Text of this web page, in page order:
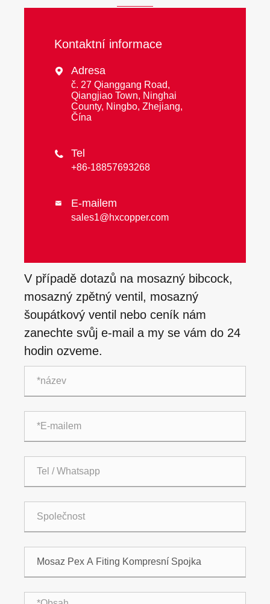
Kontaktní informace
 Adresa
č. 27 Qianggang Road,
Qiangjiao Town, Ninghai
County, Ningbo, Zhejiang,
Čína
 Tel
+86-18857693268
 E-mailem
sales1@hxcopper.com
V případě dotazů na mosazný bibcock,
mosazný zpětný ventil, mosazný
šoupátkový ventil nebo ceník nám
zanechte svůj e-mail a my se vám do 24
hodin ozveme.